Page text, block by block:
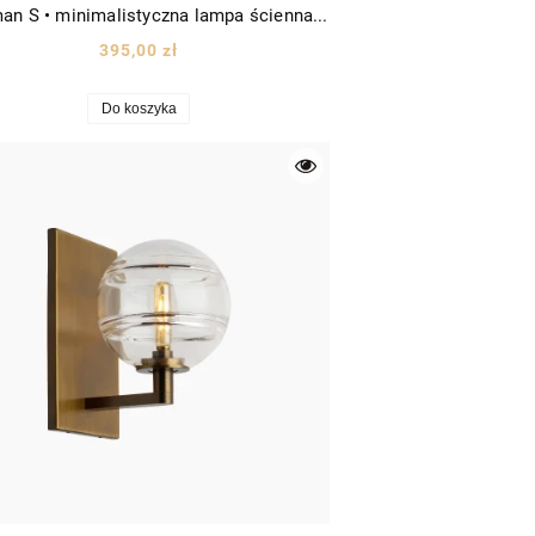
Tecoman S • minimalistyczna lampa ścienna sufitowa LED rurka wys. 60cm biała
395,00 zł
Do koszyka